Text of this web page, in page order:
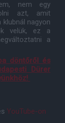
nem egy
azt, amit
nagyon
velük, ez a
a
döntőről és
Dürer
YouTube-on